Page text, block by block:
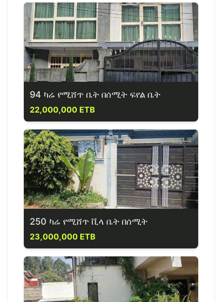
94 ካሬ የሚሸጥ ቤት በሰሚት ፍየል ቤት
22,000,000 ETB
250 ካሬ የሚሸጥ ቪላ ቤት በሰሚት
23,000,000 ETB